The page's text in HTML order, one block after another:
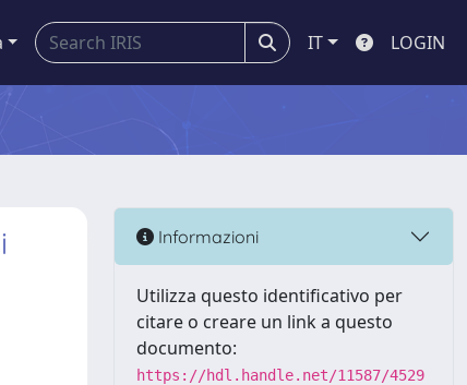
IT LOGIN
Informazioni
Utilizza questo identificativo per
citare o creare un link a questo
documento:
https://hdl.handle.net/11587/4529